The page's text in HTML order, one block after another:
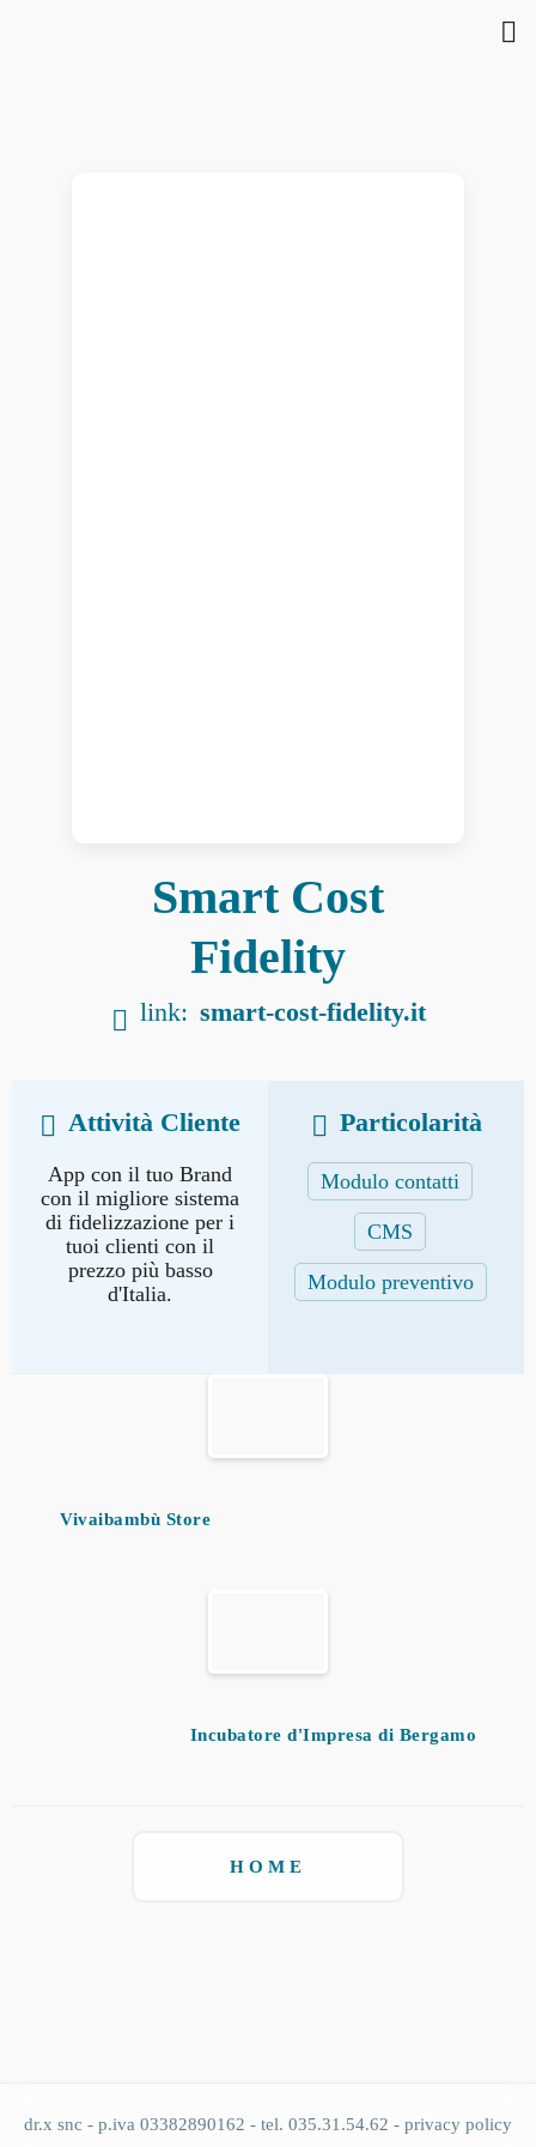
Smart Cost
Fidelity
link: smart-cost-fidelity.it
Attività Cliente
App con il tuo Brand
con il migliore sistema
di fidelizzazione per i
tuoi clienti con il
prezzo più basso
d'Italia.
Particolarità
Modulo contatti
CMS
Modulo preventivo
Vivaibambù Store
Incubatore d'Impresa di Bergamo
HOME
dr.x snc - p.iva 03382890162 - tel. 035.31.54.62 - privacy policy